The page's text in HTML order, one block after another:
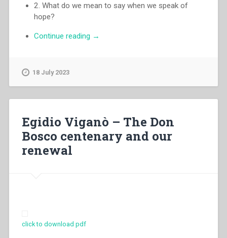
2. What do we mean to say when we speak of
hope?
Continue reading “Ángel
I
am
→
18 July 2023
Egidio Viganò – The Don
Bosco centenary and our
renewal
click to download pdf